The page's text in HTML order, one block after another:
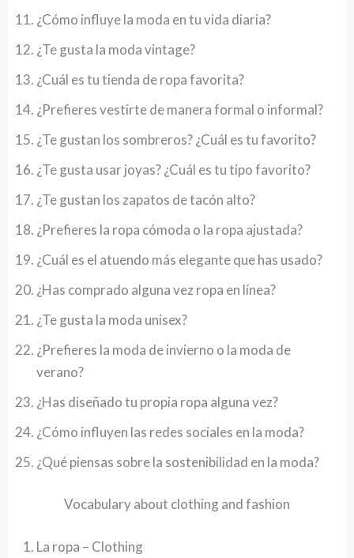
¿Cómo influye la moda en tu vida diaria?
¿Te gusta la moda vintage?
¿Cuál es tu tienda de ropa favorita?
¿Prefieres vestirte de manera formal o informal?
¿Te gustan los sombreros? ¿Cuál es tu favorito?
¿Te gusta usar joyas? ¿Cuál es tu tipo favorito?
¿Te gustan los zapatos de tacón alto?
¿Prefieres la ropa cómoda o la ropa ajustada?
¿Cuál es el atuendo más elegante que has usado?
¿Has comprado alguna vez ropa en línea?
¿Te gusta la moda unisex?
¿Prefieres la moda de invierno o la moda de
verano?
¿Has diseñado tu propia ropa alguna vez?
¿Cómo influyen las redes sociales en la moda?
¿Qué piensas sobre la sostenibilidad en la moda?
Vocabulary about clothing and fashion
La ropa – Clothing